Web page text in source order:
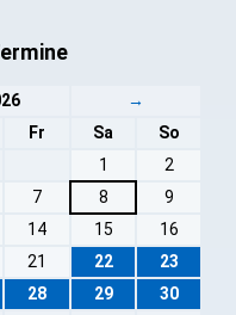
→
Fr Sa
So
1
2
7 8
9
14 15
16
21 22
23
28 29
30